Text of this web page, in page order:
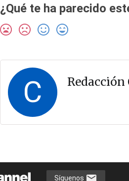
¿Qué te ha parecido
C
Síguenos